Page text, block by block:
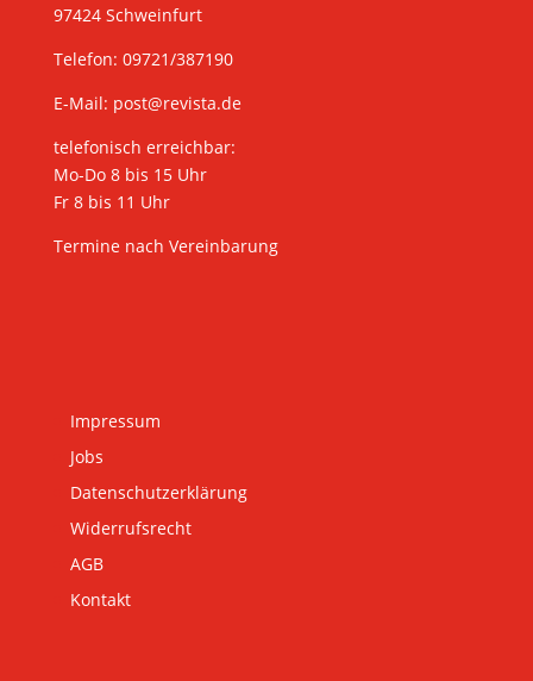
97424 Schweinfurt
Telefon: 09721/387190
E-Mail: post@revista.de
telefonisch erreichbar:
Mo-Do 8 bis 15 Uhr
Fr 8 bis 11 Uhr
Termine nach Vereinbarung
Impressum
Jobs
Datenschutzerklärung
Widerrufsrecht
AGB
Kontakt